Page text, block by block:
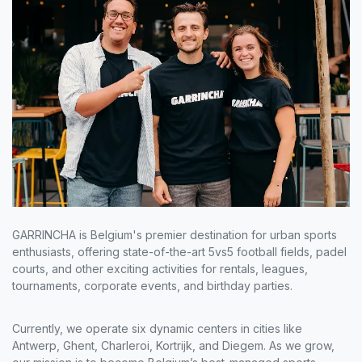
GARRINCHA is Belgium's premier destination for urban sports
enthusiasts, offering state-of-the-art 5vs5 football fields, padel
courts, and other exciting activities for rentals, leagues,
tournaments, corporate events, and birthday parties.
Currently, we operate six dynamic centers in cities like
Antwerp, Ghent, Charleroi, Kortrijk, and Diegem. As we grow,